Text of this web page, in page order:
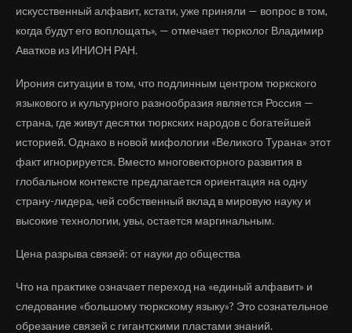
искусственный алфавит, кстати, уже приняли — вопрос в том,
когда будут его воплощать», — отмечает тюрколог Владимир
Аватков из ИНИОН РАН.
Ирония ситуации в том, что подлинным центром тюркского
языкового и культурного разнообразия является Россия —
страна, где живут десятки тюркских народов с богатейшей
историей. Однако в новой мифологии «Великого Турана» этот
факт игнорируется. Вместо многовекторного развития в
глобальном контексте предлагается ориентация на одну
страну-лидера, чей собственный вклад в мировую науку и
высокие технологии, увы, остается маргинальным.
Цена разрыва связей: от науки до общества
Что на практике означает переход на «единый алфавит» и
следование «большому тюркскому языку»? Это сознательное
обрезание связей с гигантскими пластами знаний.